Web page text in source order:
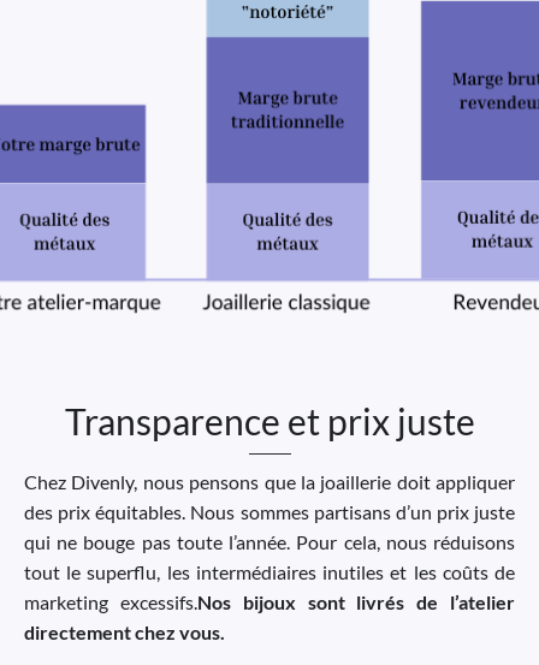
Transparence et prix juste
Chez Divenly, nous pensons que la joaillerie doit appliquer
des prix équitables. Nous sommes partisans d’un prix juste
qui ne bouge pas toute l’année. Pour cela, nous réduisons
tout le superflu, les intermédiaires inutiles et les coûts de
marketing excessifs. Nos bijoux sont livrés de l’atelier
directement chez vous.